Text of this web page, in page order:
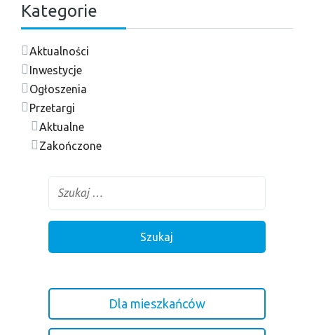
Kategorie
Aktualności
Inwestycje
Ogłoszenia
Przetargi
Aktualne
Zakończone
Dla mieszkańców